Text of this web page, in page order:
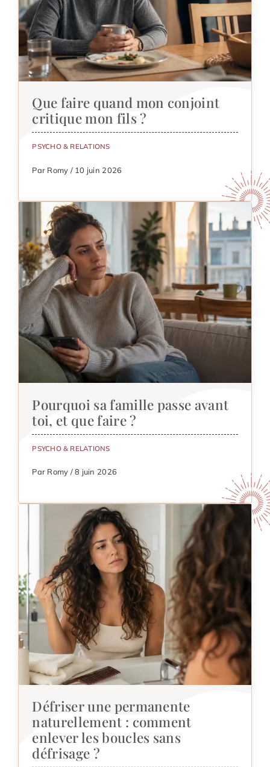
Que faire quand mon conjoint
critique mon fils ?
PSYCHO & RELATIONS
Par Romy / 10 juin 2026
Pourquoi sa famille passe avant
toi, et que faire ?
PSYCHO & RELATIONS
Par Romy / 8 juin 2026
Défriser une permanente
naturellement : comment
enlever les boucles sans
défrisage ?